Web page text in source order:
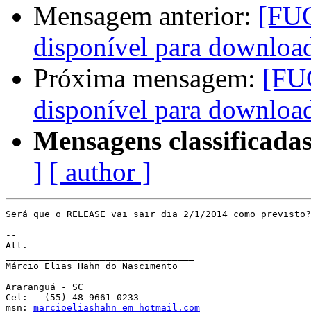
Mensagem anterior:
disponível para
Próxima mensagem:
disponível para
Mensagens
] [ author ]
Será que o RELEASE vai sair dia 2/1/2014 como previsto?
--
Att.
Márcio Elias Hahn do Nascimento
Araranguá - SC
Cel:   (55) 48-9661-0233
msn: marcioeliashahn em hotmail.com